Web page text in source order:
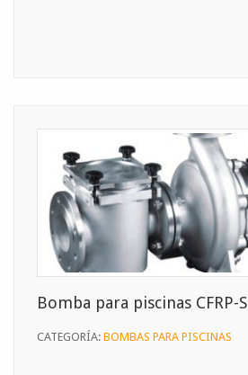
Bomba para piscinas CFRP-S
CATEGORÍA: BOMBAS PARA PISCINAS